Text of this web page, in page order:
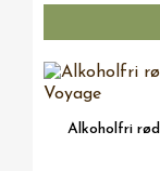
Alkoholfri